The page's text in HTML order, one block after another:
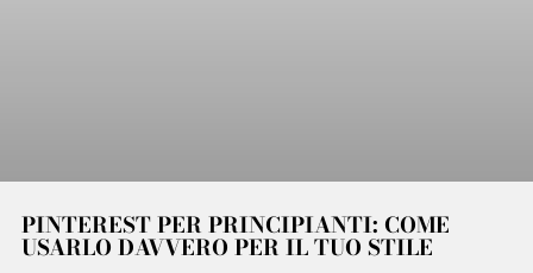
PINTEREST PER PRINCIPIANTI: COME
USARLO DAVVERO PER IL TUO STILE